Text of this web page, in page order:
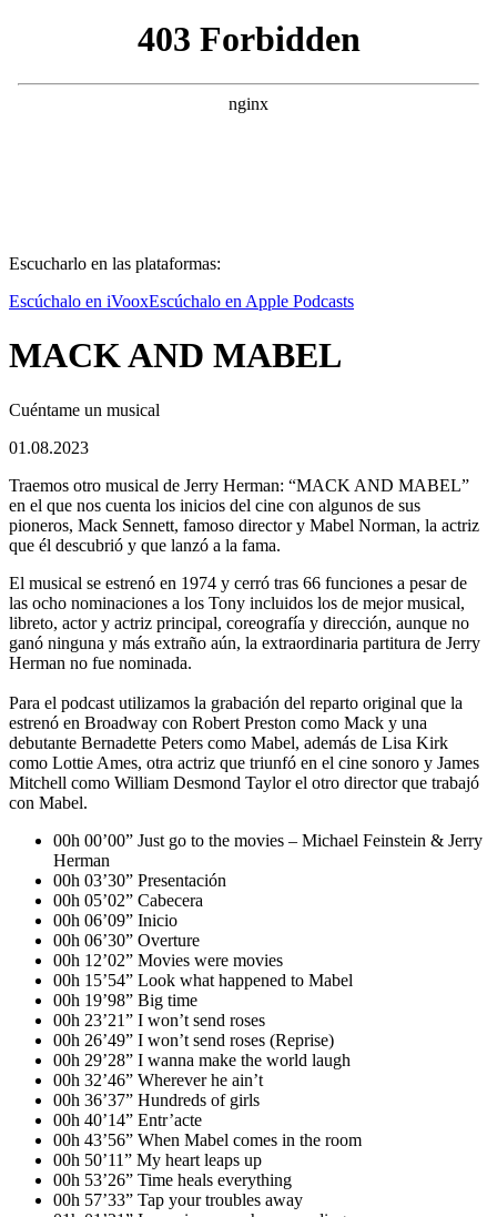
Escucharlo en las plataformas:
Escúchalo en iVooxEscúchalo en Apple Podcasts
MACK AND MABEL
Cuéntame un musical
01.08.2023
Traemos otro musical de Jerry Herman: “MACK AND MABEL”
en el que nos cuenta los inicios del cine con algunos de sus
pioneros, Mack Sennett, famoso director y Mabel Norman, la actriz
que él descubrió y que lanzó a la fama.
El musical se estrenó en 1974 y cerró tras 66 funciones a pesar de
las ocho nominaciones a los Tony incluidos los de mejor musical,
libreto, actor y actriz principal, coreografía y dirección, aunque no
ganó ninguna y más extraño aún, la extraordinaria partitura de Jerry
Herman no fue nominada.
Para el podcast utilizamos la grabación del reparto original que la
estrenó en Broadway con Robert Preston como Mack y una
debutante Bernadette Peters como Mabel, además de Lisa Kirk
como Lottie Ames, otra actriz que triunfó en el cine sonoro y James
Mitchell como William Desmond Taylor el otro director que trabajó
con Mabel.
00h 00’00” Just go to the movies – Michael Feinstein & Jerry
Herman
00h 03’30” Presentación
00h 05’02” Cabecera
00h 06’09” Inicio
00h 06’30” Overture
00h 12’02” Movies were movies
00h 15’54” Look what happened to Mabel
00h 19’98” Big time
00h 23’21” I won’t send roses
00h 26’49” I won’t send roses (Reprise)
00h 29’28” I wanna make the world laugh
00h 32’46” Wherever he ain’t
00h 36’37” Hundreds of girls
00h 40’14” Entr’acte
00h 43’56” When Mabel comes in the room
00h 50’11” My heart leaps up
00h 53’26” Time heals everything
00h 57’33” Tap your troubles away